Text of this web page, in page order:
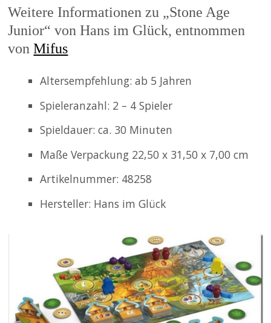
Weitere Informationen zu „Stone Age
Junior“ von Hans im Glück, entnommen
vonMifus
Altersempfehlung: ab 5 Jahren
Spieleranzahl: 2 – 4 Spieler
Spieldauer: ca. 30 Minuten
Maße Verpackung 22,50 x 31,50 x 7,00 cm
Artikelnummer: 48258
Hersteller: Hans im Glück